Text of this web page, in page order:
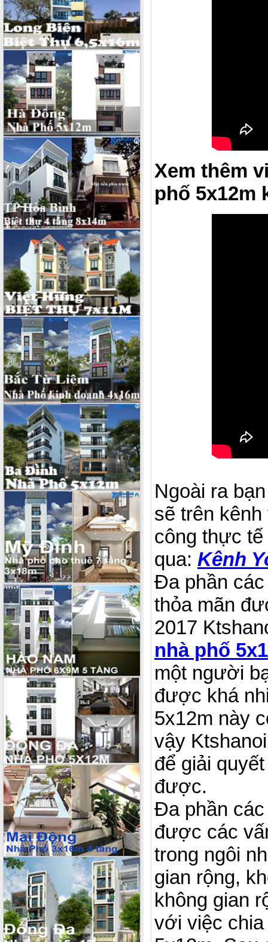
Xem thêm
phố 5x12m
Ngoài ra
sẽ trên
công thực
qua: Kênh
Đa phần
thỏa mãn
2017
nhà phố
một người
được khá
5x12m này
vậy
để giải
được.
Đa phần
được các
trong ngôi
gian rộng,
không gian
với việc chia